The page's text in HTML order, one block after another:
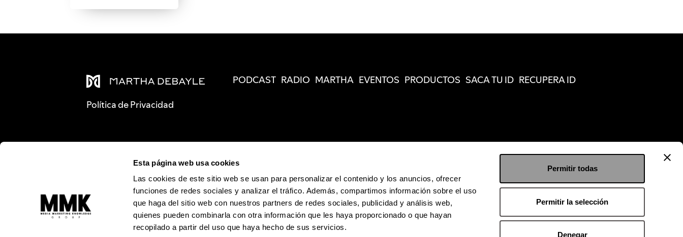
Esta página web usa cookies
Las cookies de este sitio web se usan para personalizar el contenido y los anuncios, ofrecer
funciones de redes sociales y analizar el tráfico. Además, compartimos información sobre el uso
que haga del sitio web con nuestros partners de redes sociales, publicidad y análisis web,
quienes pueden combinarla con otra información que les haya proporcionado o que hayan
recopilado a partir del uso que haya hecho de sus servicios.
Permitir todas
Permitir la selección
Denegar
Política de Privacidad
PODCAST RADIO MARTHA EVENTOS PRODUCTOS SACA TU ID RECUPERA ID